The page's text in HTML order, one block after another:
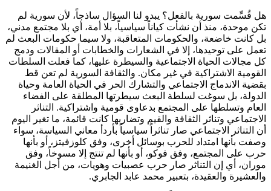
هل قُسِّمت سورية بالفعل؟ يبدو لنا السؤال ساذجاً، لأن سورية لم
تكن موحدة، منذ أن نشأت كياناً سياسياً، بلا أمة، أي بلا مجتمع مدني،
بل كانت خاضعة، والحكومات المتعاقبة، ولا سيما حكومات البعث لم
تعمل على توحيدها، إلا في الشعارات والخطابات أو المقالات ودمج
كل مجالات الحياة الاجتماعية والسيطرة عليها، كما فعلت السلطات
القومية الاشتراكية في غير مكان. والثقافة السورية لم تعن قط
بقضية الاندماج الاجتماعي والتشارك الحر في الحياة العامة وحياة
الدولة، بل سوغت لسلطة البعث سيطرتها المطلقة على الفضاء
العام وتسلطها على المجتمع بدعاوى قومية واشتراكية. التناثر
الاجتماعي وتناثر الثقافة والقيم وتضاربها كانت قائمة، ما تغير اليوم
أن التناثر الاجتماعي صار تناثراً سياسياً بأردأ معاني السياسة، سواء
وصفت بأنها امتداد للحرب بوسائل أخرى، وفق كلوزفيتز، أو بأنها
حرب على المجتمع، وفق فوكو، أو بأنها لم تنتج إلا مسوخاً، وفق
موران، أي إن التناثر صار حرب عصبيات وهويات، من أجل الغنيمة
والعشيرة والعقيدة، بتعبير محمد عابد الجابري.